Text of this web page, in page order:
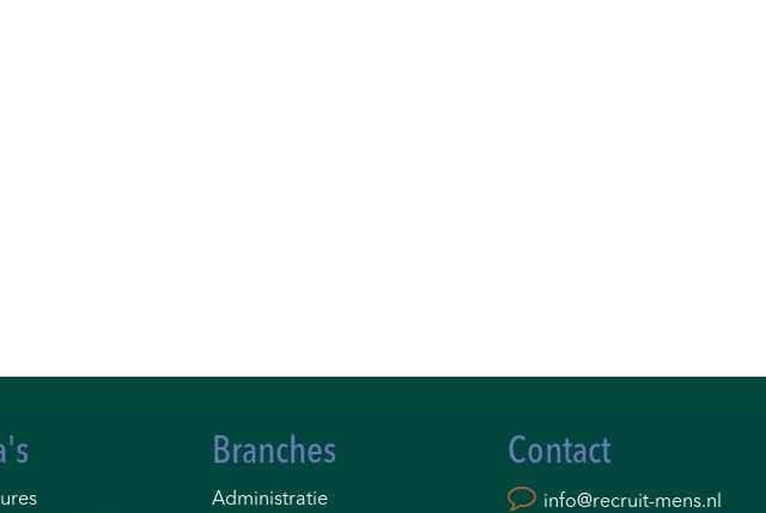
Branches
Administratie
Contact
info@recruit-mens.nl